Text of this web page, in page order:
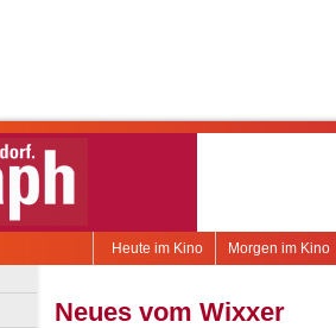
Morgen im Kino
Heute im Kino
Neues vom Wixxer